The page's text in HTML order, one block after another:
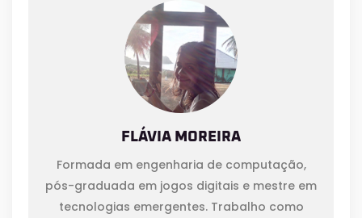
FLÁVIA MOREIRA
Formada em engenharia de computação,
pós-graduada em jogos digitais e mestre em
tecnologias emergentes. Trabalho como